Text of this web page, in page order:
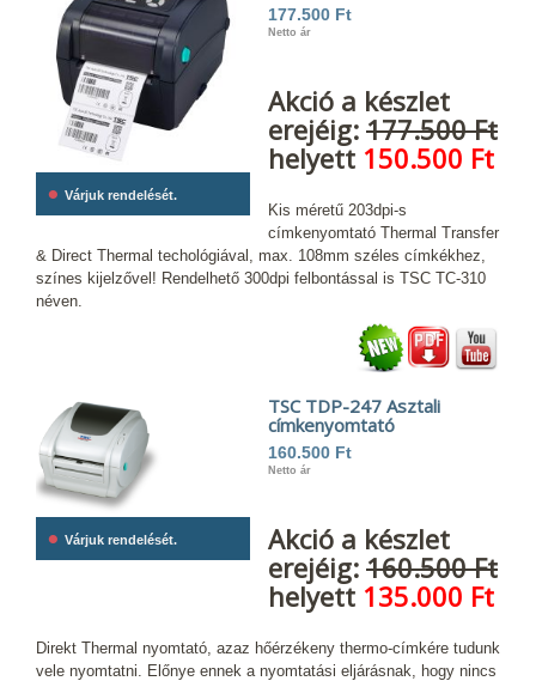
• Várjuk rendelését.
177.500 Ft
Netto ár
Akció a készlet
erejéig: 177.500 Ft
helyett 150.500 Ft
Kis méretű 203dpi-s
címkenyomtató Thermal Transfer
& Direct Thermal techológiával, max. 108mm széles címkékhez,
színes kijelzővel! Rendelhető 300dpi felbontással is TSC TC-310
néven.
• Várjuk rendelését.
TSC TDP-247 Asztali
címkenyomtató
160.500 Ft
Netto ár
Akció a készlet
erejéig: 160.500 Ft
helyett 135.000 Ft
Direkt Thermal nyomtató, azaz hőérzékeny thermo-címkére tudunk
vele nyomtatni. Előnye ennek a nyomtatási eljárásnak, hogy nincs